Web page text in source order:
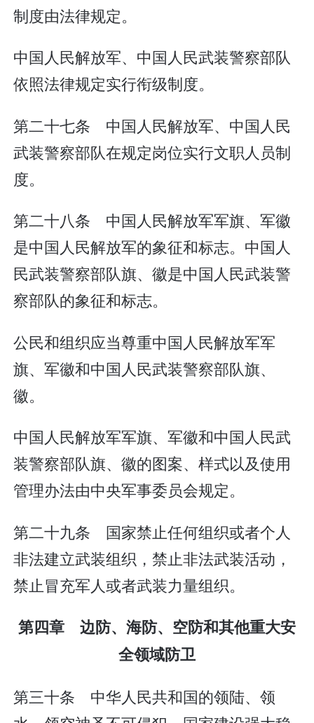
制度由法律规定。
中国人民解放军、中国人民武装警察部队
依照法律规定实行衔级制度。
第二十七条 中国人民解放军、中国人民
武装警察部队在规定岗位实行文职人员制
度。
第二十八条 中国人民解放军军旗、军徽
是中国人民解放军的象征和标志。中国人
民武装警察部队旗、徽是中国人民武装警
察部队的象征和标志。
公民和组织应当尊重中国人民解放军军
旗、军徽和中国人民武装警察部队旗、
徽。
中国人民解放军军旗、军徽和中国人民武
装警察部队旗、徽的图案、样式以及使用
管理办法由中央军事委员会规定。
第二十九条 国家禁止任何组织或者个人
非法建立武装组织，禁止非法武装活动，
禁止冒充军人或者武装力量组织。
第四章 边防、海防、空防和其他重大安
全领域防卫
第三十条 中华人民共和国的领陆、领